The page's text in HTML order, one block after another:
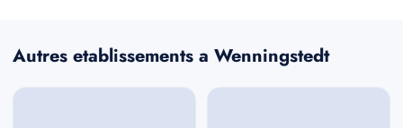
Autres etablissements a Wenningstedt